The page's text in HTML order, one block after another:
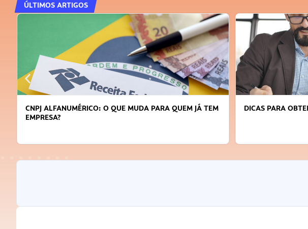
ÚLTIMOS ARTIGOS
DICAS PARA OBTER CRÉDITO
FAÇA A